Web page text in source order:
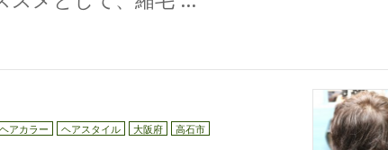
ヘアカラー ヘアスタイル 大阪府 高石市